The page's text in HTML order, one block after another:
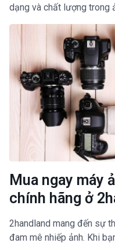
dạng và chất lượng trong
Mua ngay máy
chính hãng ở
2handland mang đến sự
đam mê nhiếp ảnh. Khi